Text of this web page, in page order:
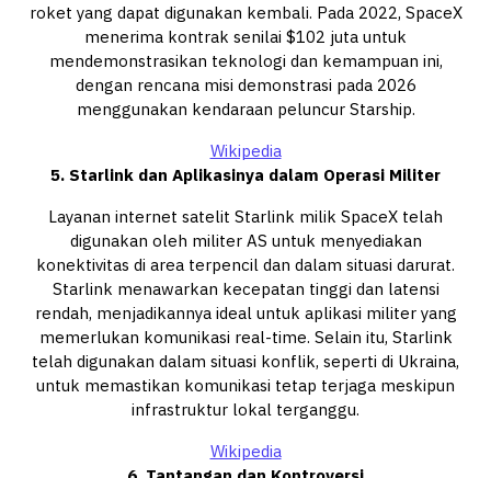
roket yang dapat digunakan kembali. Pada 2022, SpaceX
menerima kontrak senilai $102 juta untuk
mendemonstrasikan teknologi dan kemampuan ini,
dengan rencana misi demonstrasi pada 2026
menggunakan kendaraan peluncur Starship.
Wikipedia
5. Starlink dan Aplikasinya dalam Operasi Militer
Layanan internet satelit Starlink milik SpaceX telah
digunakan oleh militer AS untuk menyediakan
konektivitas di area terpencil dan dalam situasi darurat.
Starlink menawarkan kecepatan tinggi dan latensi
rendah, menjadikannya ideal untuk aplikasi militer yang
memerlukan komunikasi real-time. Selain itu, Starlink
telah digunakan dalam situasi konflik, seperti di Ukraina,
untuk memastikan komunikasi tetap terjaga meskipun
infrastruktur lokal terganggu.
Wikipedia